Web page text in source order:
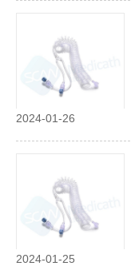
2024-01-26
2024-01-25